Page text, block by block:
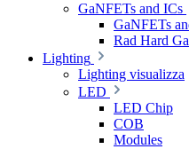
GaNFETs and ICs
GaNFETs
Rad Hard
Lighting
Lighting visualizza
LED
LED Chip
COB
Modules